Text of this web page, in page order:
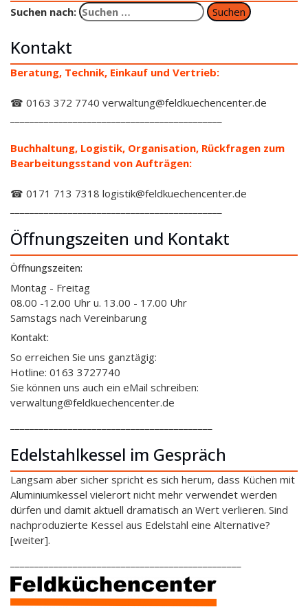
Suchen nach:
Kontakt
Beratung, Technik, Einkauf und Vertrieb:
☎ 0163 372 7740 verwaltung@feldkuechencenter.de
Buchhaltung, Logistik, Organisation, Rückfragen zum
Bearbeitungsstand von Aufträgen:
☎ 0171 713 7318 logistik@feldkuechencenter.de
Öffnungszeiten und Kontakt
Öffnungszeiten:
Montag - Freitag
08.00 -12.00 Uhr u. 13.00 - 17.00 Uhr
Samstags nach Vereinbarung
Kontakt:
So erreichen Sie uns ganztägig:
Hotline: 0163 3727740
Sie können uns auch ein eMail schreiben:
verwaltung@feldkuechencenter.de
Edelstahlkessel im Gespräch
Langsam aber sicher spricht es sich herum, dass Küchen mit
Aluminiumkessel vielerort nicht mehr verwendet werden
dürfen und damit aktuell dramatisch an Wert verlieren. Sind
nachproduzierte Kessel aus Edelstahl eine Alternative?
[weiter].